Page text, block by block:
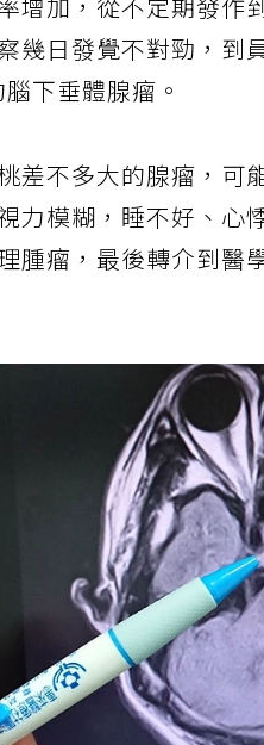
增加，從不定期發作
幾日發覺不對勁，
下垂體腺瘤。
差不多大的腺瘤，可
力模糊，睡不好、
腫瘤，最後轉介到